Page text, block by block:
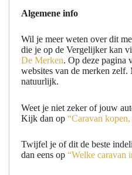
Algemene info
Wil je meer weten over dit
die je op de Vergelijker kan
De Merken. Op deze pagina
websites van de merken zelf.
natuurlijk.
Weet je niet zeker of jouw
Kijk dan op “Caravan
Twijfel je of dit de beste
dan eens op “Welke caravan